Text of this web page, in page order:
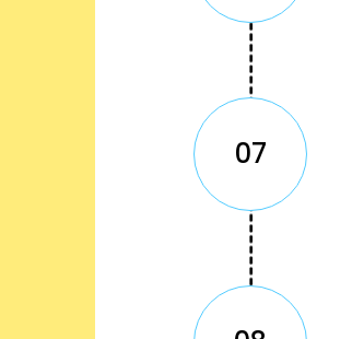
07